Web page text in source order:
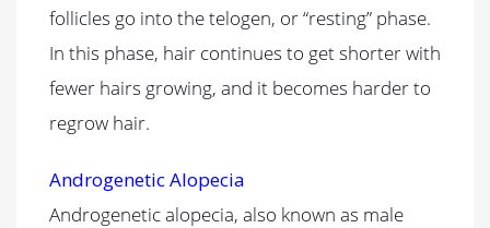
follicles go into the telogen, or “resting” phase.
In this phase, hair continues to get shorter with
fewer hairs growing, and it becomes harder to
regrow hair.
Androgenetic Alopecia
Androgenetic alopecia, also known as male